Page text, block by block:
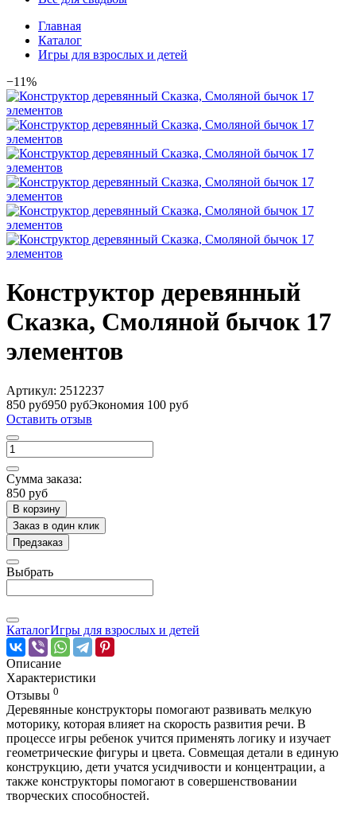
Главная
Каталог
Игры для взрослых и детей
−11%
Конструктор деревянный
Сказка, Смоляной бычок 17
элементов
Артикул: 2512237
850 руб950 рубЭкономия 100 руб
Оставить отзыв
Сумма заказа:
850 руб
В корзину
Заказ в один клик
Предзаказ
Выбрать
КаталогИгры для взрослых и детей
Описание
Характеристики
Отзывы 0
Деревянные конструкторы помогают развивать мелкую
моторику, которая влияет на скорость развития речи. В
процессе игры ребенок учится применять логику и изучает
геометрические фигуры и цвета. Совмещая детали в единую
конструкцию, дети учатся усидчивости и концентрации, а
также конструкторы помогают в совершенствовании
творческих способностей.